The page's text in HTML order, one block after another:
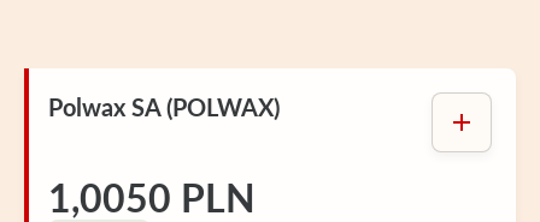
Polwax SA (POLWAX)
1,0050 PLN